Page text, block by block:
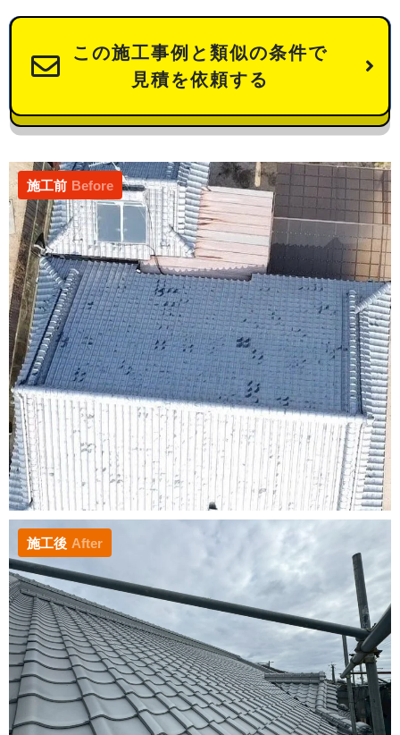
この施工事例と類似の条件で
見積を依頼する
施工前 Before
施工後 After